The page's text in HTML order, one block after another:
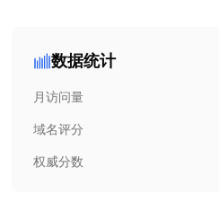
数据统计
月访问量
域名评分
权威分数